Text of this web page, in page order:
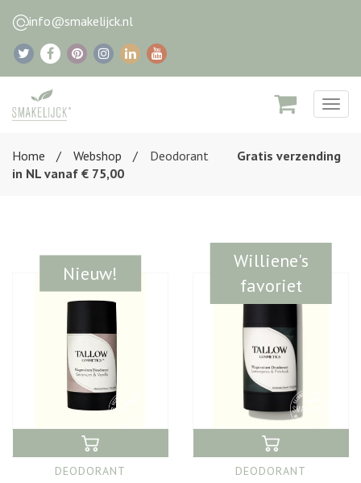
info@smakelijck.nl
Home
Webshop Deodorant
Gratis verzending
in NL vanaf € 75,00
Nieuw!
DEODORANT
Williene's
favoriet
DEODORANT